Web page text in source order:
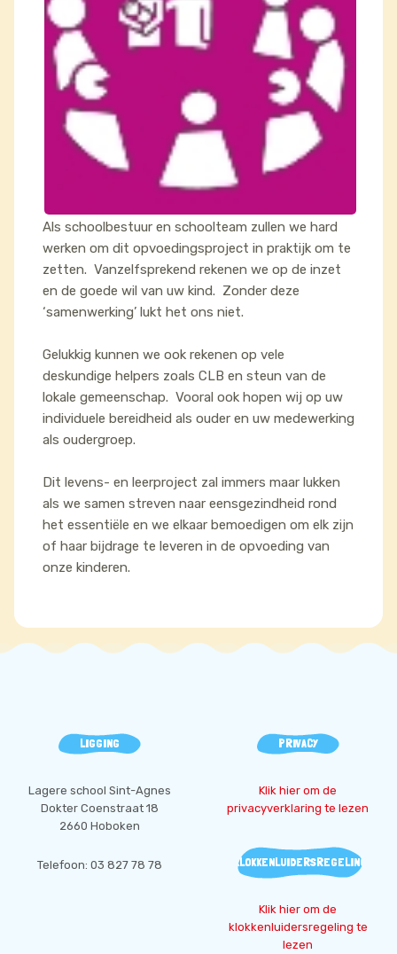
Als schoolbestuur en schoolteam zullen we hard
werken om dit opvoedingsproject in praktijk om te
zetten. Vanzelfsprekend rekenen we op de inzet
en de goede wil van uw kind. Zonder deze
‘samenwerking’ lukt het ons niet.
Gelukkig kunnen we ook rekenen op vele
deskundige helpers zoals CLB en steun van de
lokale gemeenschap. Vooral ook hopen wij op uw
individuele bereidheid als ouder en uw medewerking
als oudergroep.
Dit levens- en leerproject zal immers maar lukken
als we samen streven naar eensgezindheid rond
het essentiële en we elkaar bemoedigen om elk zijn
of haar bijdrage te leveren in de opvoeding van
onze kinderen.
LIGGING
Lagere school Sint-Agnes
Dokter Coenstraat 18
2660 Hoboken
Telefoon: 03 827 78 78
PRIVACY
Klik hier om de
privacyverklaring te lezen
KLOKKENLUIDERSREGELING
Klik hier om de
klokkenluidersregeling te
lezen